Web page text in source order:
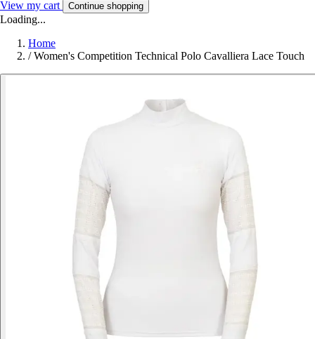
View my cart Continue shopping
Loading...
Home
/ Women's Competition Technical Polo Cavalliera Lace Touch